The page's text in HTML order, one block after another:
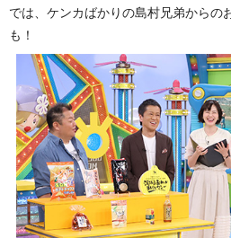
では、ケンカばかりの島村兄弟からの
も！